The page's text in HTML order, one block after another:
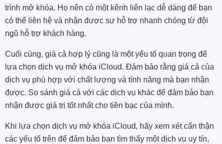
trình mở khóa. Họ nên có một kênh liên lạc dễ dàng để bạn
có thể liên hệ và nhận được sự hỗ trợ nhanh chóng từ đội
ngũ hỗ trợ khách hàng.
Cuối cùng, giá cả hợp lý cũng là một yếu tố quan trọng để
lựa chọn dịch vụ mở khóa iCloud. Đảm bảo rằng giá cả của
dịch vụ phù hợp với chất lượng và tính năng mà bạn nhận
được. So sánh giá cả với các dịch vụ khác để đảm bảo bạn
nhận được giá trị tốt nhất cho tiền bạc của mình.
Khi lựa chọn dịch vụ mở khóa iCloud, hãy xem xét cẩn thận
các yếu tố trên để đảm bảo bạn tìm thấy một dịch vụ uy tín,